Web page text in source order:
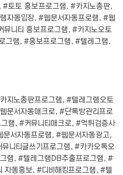
토토 홍보프로그램, #카지노총판,
자동입장, #웹문서자동프로램, #웹
니티 홍보프로그램, #카지노오토
그램, #홍보프로그램, #텔레그램,
지노총판프로그램, #텔레그램오토
문서자동매크로, #단톡방관리프로
램, #커뮤니티매크로, #먹튀검증사
서자동프로램, #웹문서자동광고,
니티글쓰기프로그램, #카카오톡오
램, #텔레그램DB추출프로그램, #
자동홍보, #디비해킹프로그램, #텔